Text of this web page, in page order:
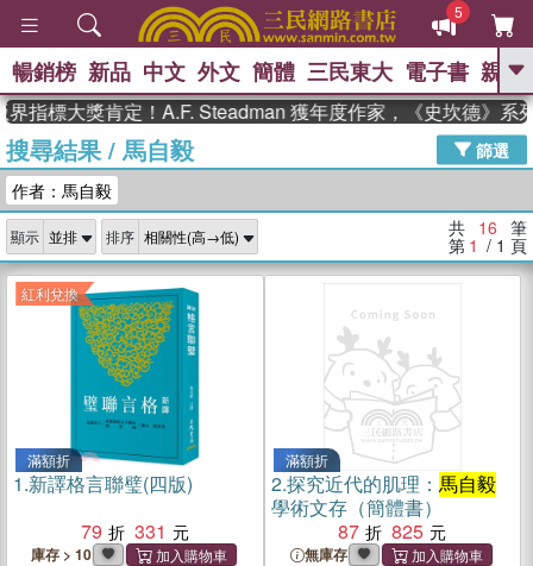
5
GO
The Odyssey 、
父親節 、 如果歷史是一群喵 、 暑期
念華 、 台灣的李登輝時代 、 數學女
孩：黎曼猜想
偉大的迷走神經
暢銷榜 新品 中文 外文 簡體 三民東大 電子書 親子
標大獎肯定！A.F. Steadman 獲年度作家，《史坎德》系列
搜尋結果/ 馬自毅
篩選
作者：馬自毅
顯示 排序 共 16 筆
第 1 / 1 頁
紅利兌換
滿額折
1.新譯格言聯璧(四版)
79
331
庫存 > 10
滿額折
2.探究近代的肌理： 馬自毅
學術文存（簡體書）
87
825
無庫存